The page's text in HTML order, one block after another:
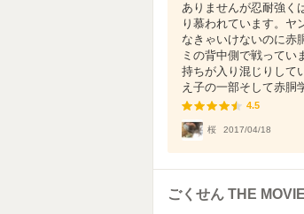
ありませんが忍耐強く
り慕われています。ヤ
なきゃいけないのに赤
ミの背中側で戦ってい
持ちが入り混じりして
え子の一部そして赤胴
4.5
4.5
桜 2017/04/18
ごくせん THE